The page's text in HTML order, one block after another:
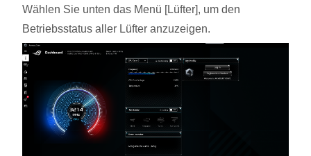
Wählen Sie unten das Menü [Lüfter], um den
Betriebsstatus aller Lüfter anzuzeigen.